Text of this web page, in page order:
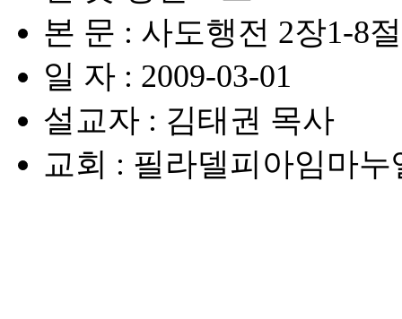
본 문 : 사도행전 2장1-8절
일 자 : 2009-03-01
설교자 : 김태권 목사
교회 : 필라델피아임마누